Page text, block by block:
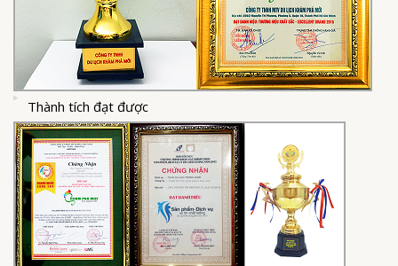
Thành tích đạt được